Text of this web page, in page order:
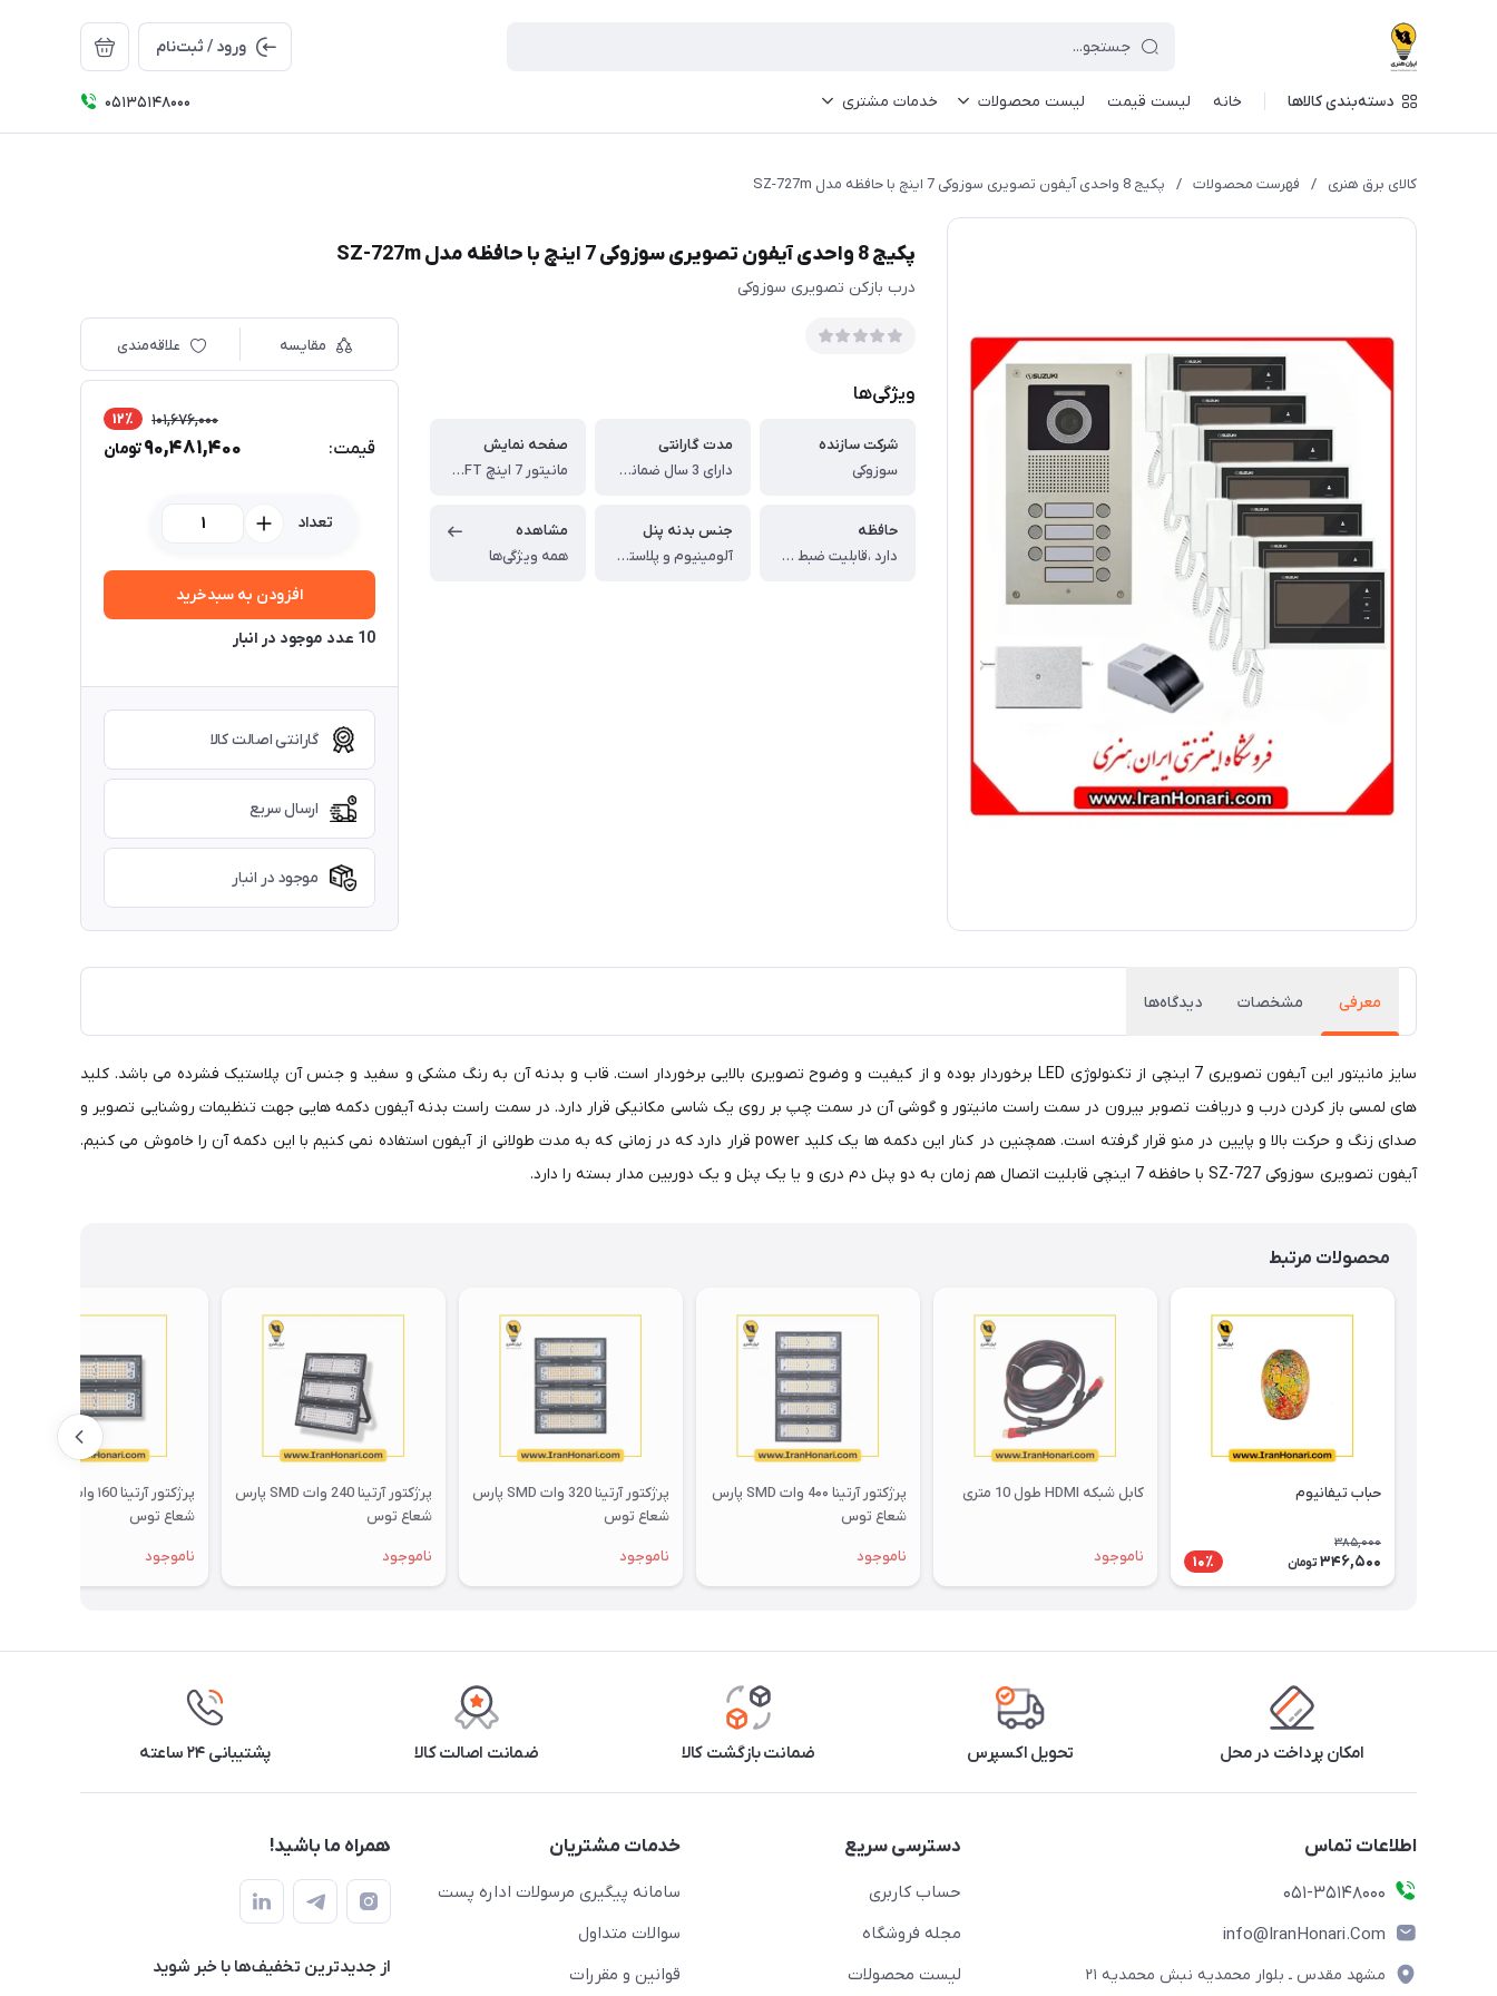
ورود / ثبت‌نام
دسته‌بندی کالاها خانه لیست قیمت لیست محصولات خدمات مشتری 05135148000
کالای برق هنری / فهرست محصولات / پکیج 8 واحدی آیفون تصویری سوزوکی 7 اینچ با حافظه مدل SZ-727m
پکیج 8 واحدی آیفون تصویری سوزوکی 7 اینچ با حافظه مدل SZ-727m
درب بازکن تصویری سوزوکی
ویژگی‌ها
شرکت سازنده
سوزوکی
مدت گارانتی
دارای 3 سال ضمانت ( 1 سال گارانتی تعویض و 2 سال گارانتی تعمیر)
صفحه نمایش
مانیتور 7 اینچ LED-TFT و رنگی
حافظه
دارد ،قابلیت ضبط و ذخیره تصاویر
جنس بدنه پنل
آلومینیوم و پلاستیک مقاوم در برابر سرما و گرما
مشاهده
همه ویژگی‌ها
مقایسه علاقه‌مندی
قیمت:
101,676,000 12٪
90,481,400تومان
تعداد
افزودن به سبدخرید
10 عدد موجود در انبار
گارانتی اصالت کالا
ارسال سریع
موجود در انبار
معرفی مشخصات دیدگاه‌ها
سایز مانیتور این آیفون تصویری 7 اینچی از تکنولوژی LED برخوردار بوده و از کیفیت و وضوح تصویری بالایی برخوردار است. قاب و بدنه آن به رنگ مشکی و سفید و جنس آن پلاستیک فشرده می باشد. کلید
های لمسی باز کردن درب و دریافت تصوبر بیرون در سمت راست مانیتور و گوشی آن در سمت چپ بر روی یک شاسی مکانیکی قرار دارد. در سمت راست بدنه آیفون دکمه هایی جهت تنظیمات روشنایی تصویر و
صدای زنگ و حرکت بالا و پایین در منو قرار گرفته است. همچنین در کنار این دکمه ها یک کلید power قرار دارد که در زمانی که به مدت طولانی از آیفون استفاده نمی کنیم با این دکمه آن را خاموش می کنیم.
آیفون تصویری سوزوکی SZ-727 با حافظه 7 اینچی قابلیت اتصال هم زمان به دو پنل دم دری و یا یک پنل و یک دوربین مدار بسته را دارد.
محصولات مرتبط
حباب تیفانیوم
385,000
346,500 تومان 10٪
کابل شبکه HDMI طول 10 متری
ناموجود
پرژکتور آرتینا 4۰۰ وات SMD پارس
شعاع توس
ناموجود
پرژکتور آرتینا 320 وات SMD پارس
شعاع توس
ناموجود
پرژکتور آرتینا 240 وات SMD پارس
شعاع توس
ناموجود
شعاع توس
ناموجود
امکان پرداخت در محل تحویل اکسپرس ضمانت بازگشت کالا ضمانت اصالت کالا پشتیبانی ۲۴ ساعته
اطلاعات تماس
۰۵۱-۳۵۱۴۸۰۰۰
info@IranHonari.Com
مشهد مقدس ـ بلوار محمدیه نبش محمدیه ۲۱
دسترسی سریع
حساب کاربری
مجله فروشگاه
لیست محصولات
خدمات مشتریان
سامانه پیگیری مرسولات اداره پست
سوالات متداول
قوانین و مقررات
همراه ما باشید!
از جدید‌ترین تخفیف‌ها با‌ خبر شوید